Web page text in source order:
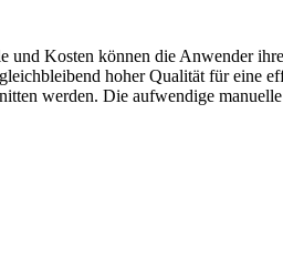
und Kosten können die Anwender
hoher Qualität für eine
werden. Die aufwendige